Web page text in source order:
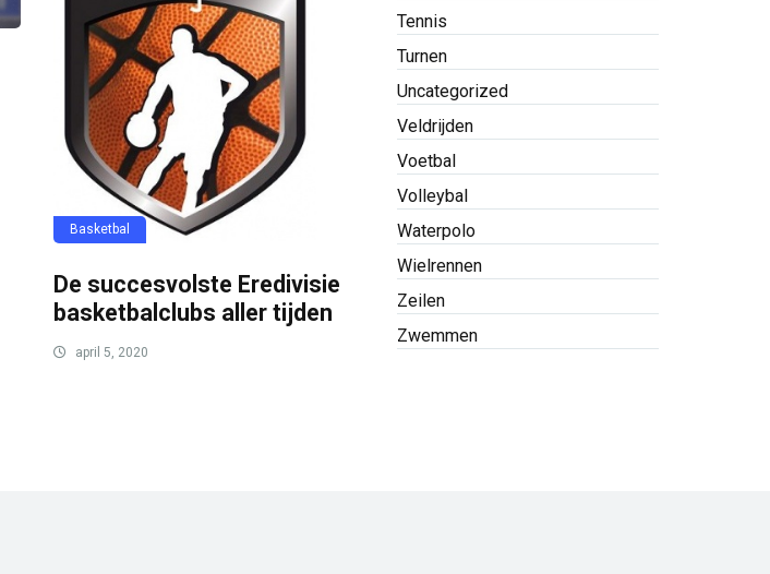
Basketbal
De succesvolste Eredivisie
basketbalclubs aller tijden
april 5, 2020
Tennis
Turnen
Uncategorized
Veldrijden
Voetbal
Volleybal
Waterpolo
Wielrennen
Zeilen
Zwemmen